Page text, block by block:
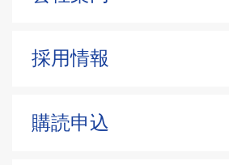
採用情報
購読申込